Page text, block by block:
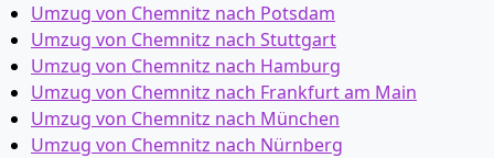
Umzug von Chemnitz nach Potsdam
Umzug von Chemnitz nach Stuttgart
Umzug von Chemnitz nach Hamburg
Umzug von Chemnitz nach Frankfurt am Main
Umzug von Chemnitz nach München
Umzug von Chemnitz nach Nürnberg